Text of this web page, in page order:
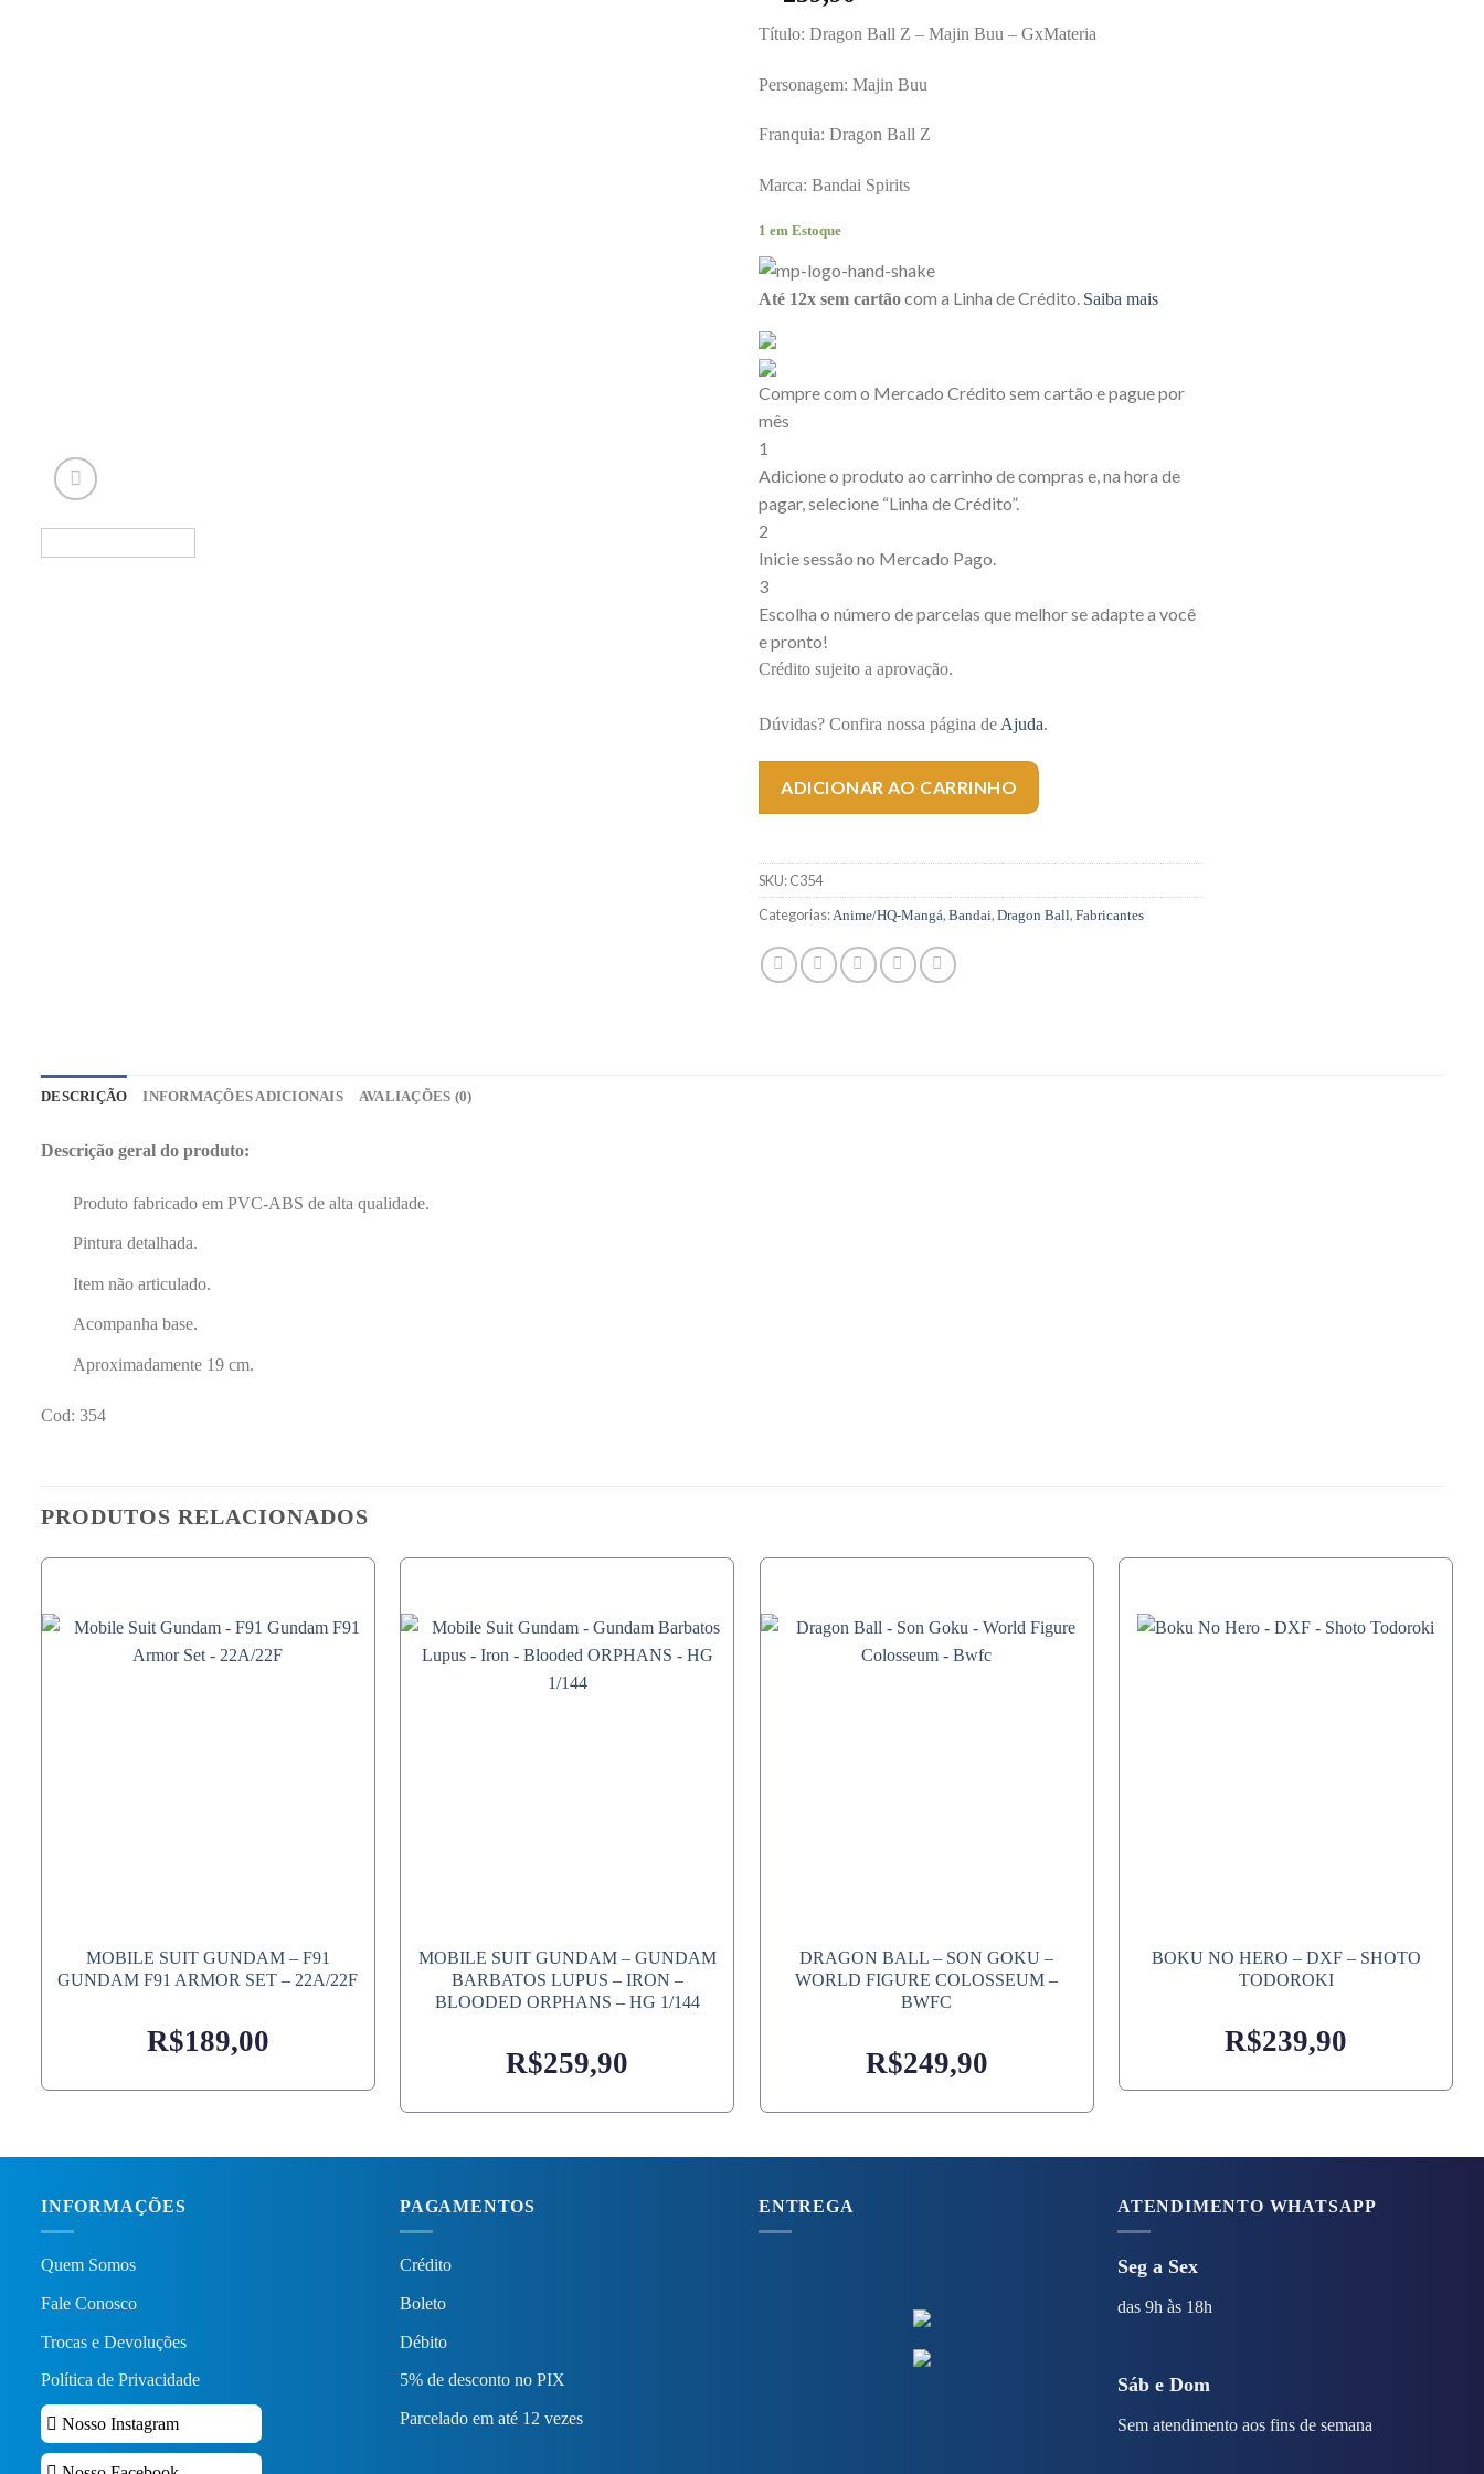
Título: Dragon Ball Z – Majin Buu – GxMateria
Personagem: Majin Buu
Franquia: Dragon Ball Z
Marca: Bandai Spirits
1 em Estoque
Até 12x sem cartãocom a Linha de Crédito. Saiba mais
Compre com o Mercado Crédito sem cartão e pague por
mês
1
Adicione o produto ao carrinho de compras e, na hora de
pagar, selecione “Linha de Crédito”.
2
Inicie sessão no Mercado Pago.
3
Escolha o número de parcelas que melhor se adapte a você
e pronto!
Crédito sujeito a aprovação.
Dúvidas? Confira nossa página de Ajuda.
ADICIONAR AO CARRINHO
SKU:C354
Categorias:Anime/HQ-Mangá, Bandai, Dragon Ball, Fabricantes
DESCRIÇÃO INFORMAÇÕES ADICIONAIS AVALIAÇÕES (0)
Descrição geral do produto:
Produto fabricado em PVC-ABS de alta qualidade.
Pintura detalhada.
Item não articulado.
Acompanha base.
Aproximadamente 19 cm.
Cod: 354
PRODUTOS RELACIONADOS
MOBILE SUIT GUNDAM – F91
GUNDAM F91 ARMOR SET – 22A/22F
R$189,00
MOBILE SUIT GUNDAM – GUNDAM
BARBATOS LUPUS – IRON –
BLOODED ORPHANS – HG 1/144
R$259,90
DRAGON BALL – SON GOKU –
WORLD FIGURE COLOSSEUM –
BWFC
R$249,90
BOKU NO HERO – DXF – SHOTO
TODOROKI
R$239,90
INFORMAÇÕES
Quem Somos
Fale Conosco
Trocas e Devoluções
Política de Privacidade
Nosso Instagram
PAGAMENTOS
Crédito
Boleto
Débito
5% de desconto no PIX
Parcelado em até 12 vezes
ENTREGA ATENDIMENTO WHATSAPP
Seg a Sex
das 9h às 18h
Sáb e Dom
Sem atendimento aos fins de semana